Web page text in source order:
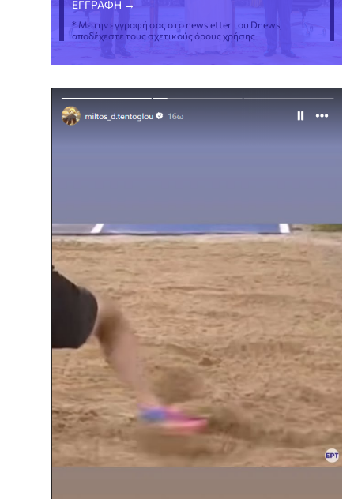
* Με την εγγραφή σας στο newsletter του Dnews,
αποδέχεστε τους σχετικούς όρους χρήσης